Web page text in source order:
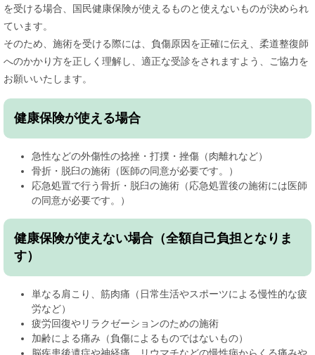
を受ける場合、国民健康保険が使えるものと使えないものが決められ
ています。
そのため、施術を受ける際には、負傷原因を正確に伝え、柔道整復師
へのかかり方を正しく理解し、適正な受診をされますよう、ご協力を
お願いいたします。
健康保険が使える場合
急性などの外傷性の捻挫・打撲・挫傷（肉離れなど）
骨折・脱臼の施術（医師の同意が必要です。）
応急処置で行う骨折・脱臼の施術（応急処置後の施術には医師
の同意が必要です。）
健康保険が使えない場合（全額自己負担となりま
す）
単なる肩こり、筋肉痛（日常生活やスポーツによる慢性的な疲
労など）
疲労回復やリラクゼーションのための施術
加齢による痛み（負傷によるものではないもの）